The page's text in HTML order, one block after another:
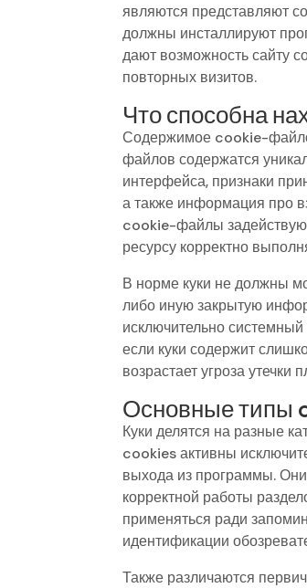
являются представляют
должны инсталлируют
дают возможность сайту
повторных визитов.
Что способна
Содержимое cookie-
файлов содержатся
интерфейса, признаки
а также информация про
cookie-файлы
ресурсу корректно
В норме куки не должны
либо иную закрытую
исключительно
если куки содержит
возрастает угроза утечки
Основные типы
Куки делятся на разные
cookies активны
выхода из программы.
корректной работы
применяться ради
идентификации
Также различаются